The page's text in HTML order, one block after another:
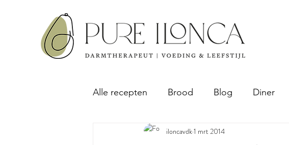
Alle recepten Brood Blog Diner
Sap & Pulp recepten
iloncavdk1 mrt 2014